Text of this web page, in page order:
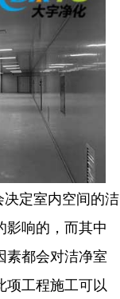
定室内空间的洁
影响的，而其中
素都会对洁净室
项工程施工可以